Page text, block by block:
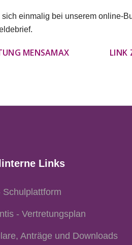
einmalig bei unserem online-
MENSAMAX LINK
Links
Schulplattform
- Vertretungsplan
Anträge und Downloads